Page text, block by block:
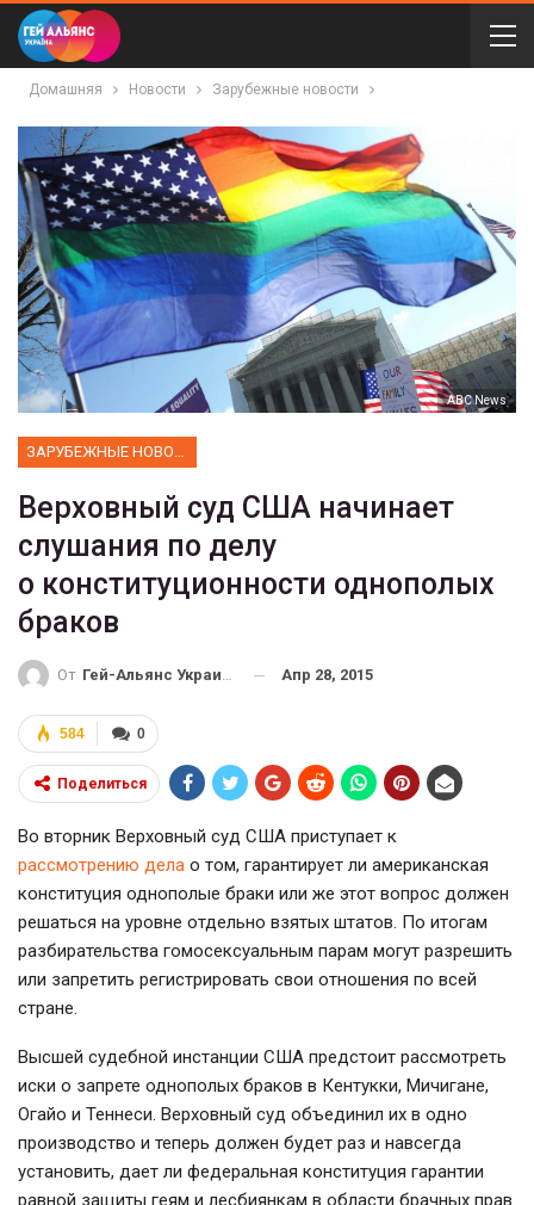
Домашняя Новости Зарубежные новости
ABC News
Верховный суд США начинает
слушания по делу
о конституционности однополых
браков
От Гей-Альянс Украина Апр 28, 2015
0
584
Поделиться
Во вторник Верховный суд США приступает к
рассмотрению дела о том, гарантирует ли американская
конституция однополые браки или же этот вопрос должен
решаться на уровне отдельно взятых штатов. По итогам
разбирательства гомосексуальным парам могут разрешить
или запретить регистрировать свои отношения по всей
стране.
Высшей судебной инстанции США предстоит рассмотреть
иски о запрете однополых браков в Кентукки, Мичигане,
Огайо и Теннеси. Верховный суд объединил их в одно
производство и теперь должен будет раз и навсегда
установить, дает ли федеральная конституция гарантии
равной защиты геям и лесбиянкам в области брачных прав.